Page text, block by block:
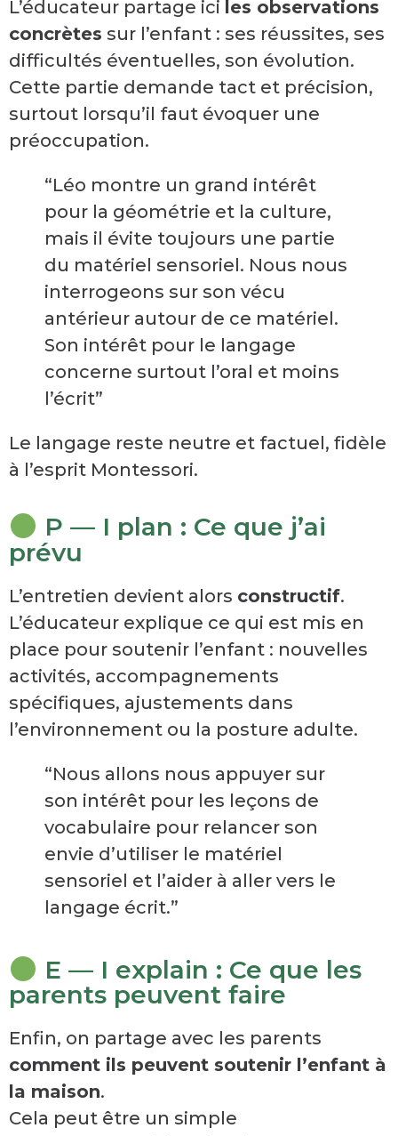
L’éducateur partage ici les observations
concrètes sur l’enfant : ses réussites, ses
difficultés éventuelles, son évolution.
Cette partie demande tact et précision,
surtout lorsqu’il faut évoquer une
préoccupation.
“Léo montre un grand intérêt
pour la géométrie et la culture,
mais il évite toujours une partie
du matériel sensoriel. Nous nous
interrogeons sur son vécu
antérieur autour de ce matériel.
Son intérêt pour le langage
concerne surtout l’oral et moins
l’écrit”
Le langage reste neutre et factuel, fidèle
à l’esprit Montessori.
P — I plan : Ce que j’ai
prévu
L’entretien devient alors constructif.
L’éducateur explique ce qui est mis en
place pour soutenir l’enfant : nouvelles
activités, accompagnements
spécifiques, ajustements dans
l’environnement ou la posture adulte.
“Nous allons nous appuyer sur
son intérêt pour les leçons de
vocabulaire pour relancer son
envie d’utiliser le matériel
sensoriel et l’aider à aller vers le
langage écrit.”
E — I explain : Ce que les
parents peuvent faire
Enfin, on partage avec les parents
comment ils peuvent soutenir l’enfant à
la maison.
Cela peut être un simple